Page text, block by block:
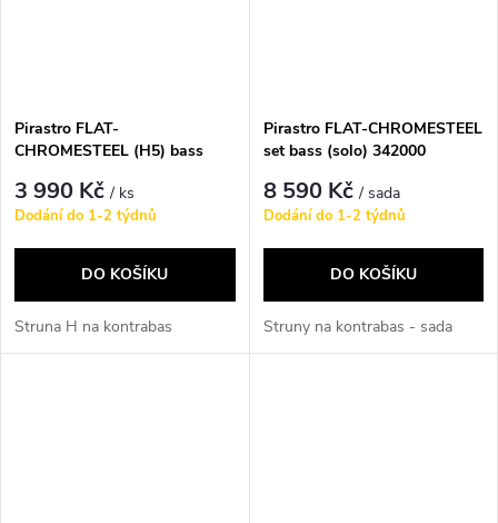
Pirastro FLAT-
CHROMESTEEL (H5) bass
3 990 Kč/ ks
Dodání do 1-2 týdnů
DO KOŠÍKU
Struna H na kontrabas
Pirastro FLAT-CHROMESTEEL
set bass (solo) 342000
8 590 Kč/ sada
Dodání do 1-2 týdnů
DO KOŠÍKU
Struny na kontrabas - sada